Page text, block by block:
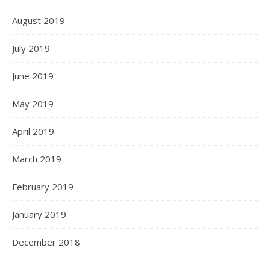
August 2019
July 2019
June 2019
May 2019
April 2019
March 2019
February 2019
January 2019
December 2018